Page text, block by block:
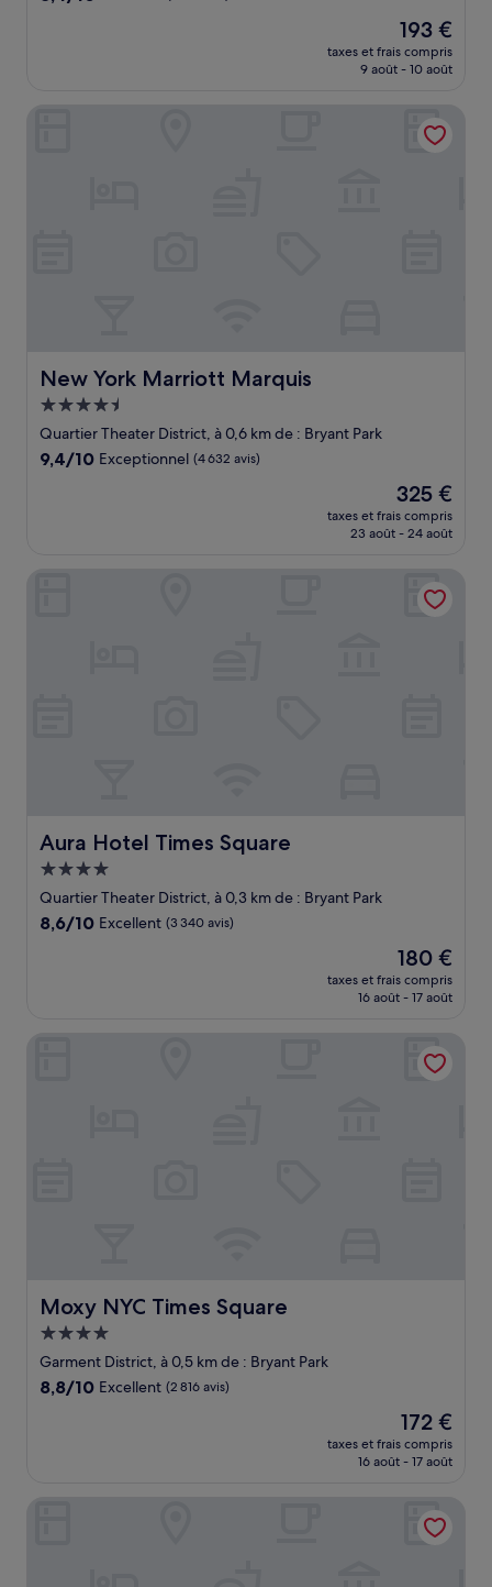
Le
nouveau
prix
de
193 €
193 €
taxes et frais compris
9 août - 10 août
New York Marriott Marquis
New York Marriott Marquis
Hébergement
4.5 étoiles
Quartier Theater District, à 0,6 km de : Bryant Park
9.4
9,4/10 Exceptionnel (4 632 avis)
Le
nouveau
prix
de
325 €
325 €
taxes et frais compris
23 août - 24 août
Aura Hotel Times Square
Aura Hotel Times Square
Hébergement
4.0 étoiles
Quartier Theater District, à 0,3 km de : Bryant Park
8.6
8,6/10 Excellent (3 340 avis)
Le
nouveau
prix
de
180 €
180 €
taxes et frais compris
16 août - 17 août
Moxy NYC Times Square
Moxy NYC Times Square
Hébergement
4.0 étoiles
Garment District, à 0,5 km de : Bryant Park
8.8
8,8/10 Excellent (2 816 avis)
Le
nouveau
prix
de
172 €
172 €
taxes et frais compris
16 août - 17 août
Embassy Suites by Hilton New York Manhattan Times